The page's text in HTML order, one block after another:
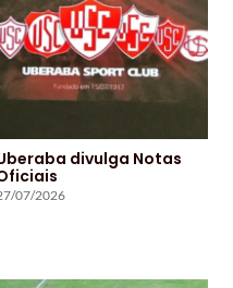
divulga Notas
07/2026